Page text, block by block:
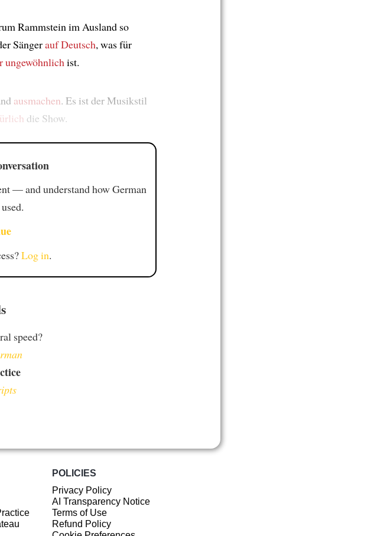
Rammstein im Ausland so
Sängerauf Deutsch, was für
ungewöhnlichist.
ausmachen. Es ist der Musikstil
die Show.
— and understand how German
Log in.
speed?
POLICIES
Privacy Policy
AI Transparency Notice
Terms of Use
Refund Policy